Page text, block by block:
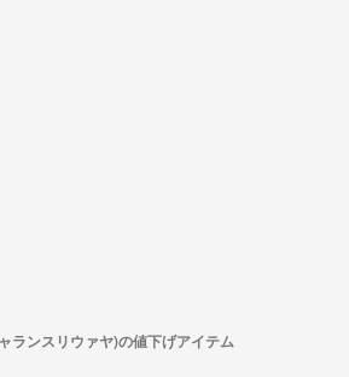
ランスリウァヤ)の値下げアイテム